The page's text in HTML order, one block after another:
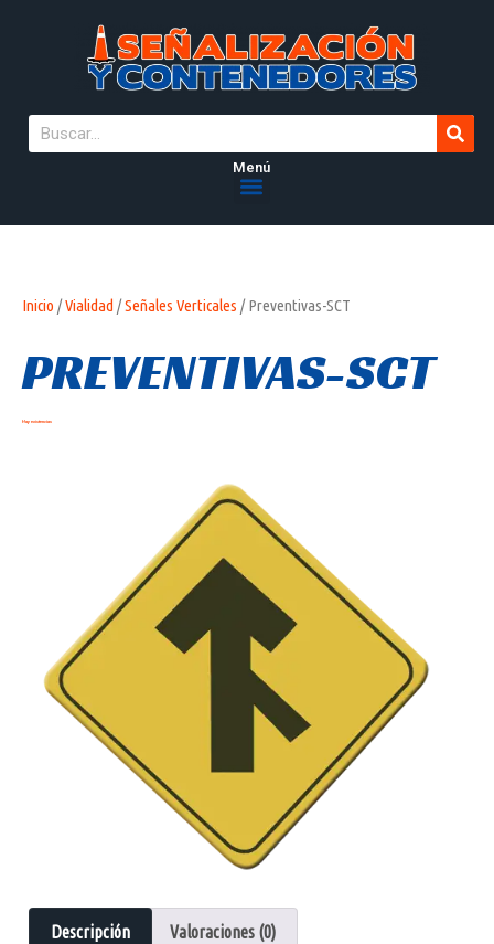
Menú
Inicio /Vialidad /Señales Verticales / Preventivas-SCT
PREVENTIVAS-SCT
Hay existencias
Descripción Valoraciones (0)